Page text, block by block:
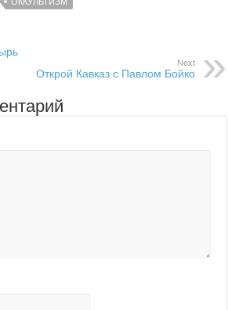
Next
Открой Кавказ с Павлом Бойко